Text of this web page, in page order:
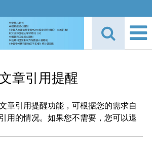
章引用提醒
章引用提醒功能，可根据您的需求自
用的情况。如果您不需要，您可以退